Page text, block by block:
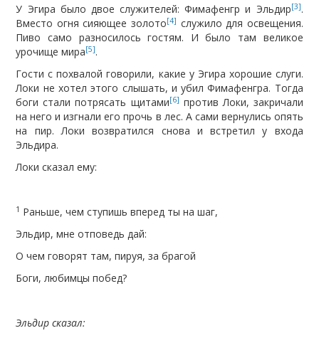
У Эгира было двое служителей: Фимафенгр и Эльдир[3].
Вместо огня сияющее золото[4] служило для освещения.
Пиво само разносилось гостям. И было там великое
урочище мира[5].
Гости с похвалой говорили, какие у Эгира хорошие слуги.
Локи не хотел этого слышать, и убил Фимафенгра. Тогда
боги стали потрясать щитами[6] против Локи, закричали
на него и изгнали его прочь в лес. А сами вернулись опять
на пир. Локи возвратился снова и встретил у входа
Эльдира.
Локи сказал ему:
1 Раньше, чем ступишь вперед ты на шаг,
Эльдир, мне отповедь дай:
О чем говорят там, пируя, за брагой
Боги, любимцы побед?
Эльдир сказал: